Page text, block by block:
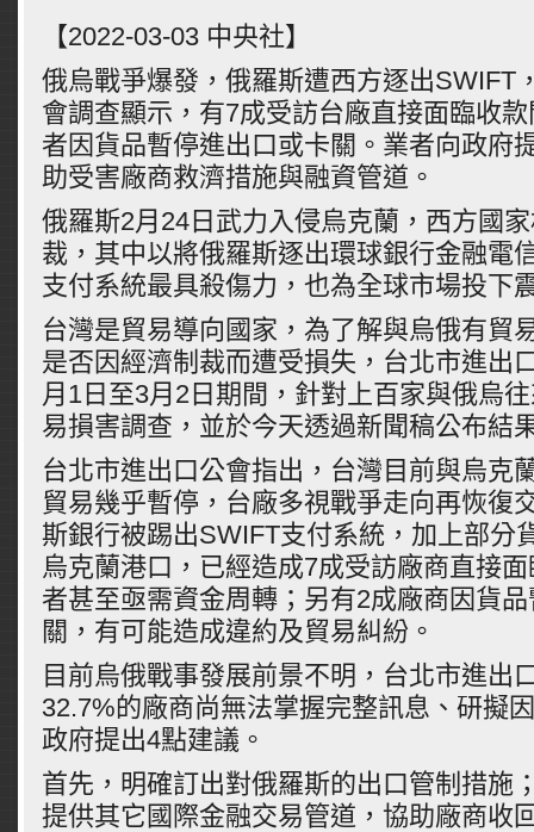
【2022-03-03 中央社】
俄烏戰爭爆發，俄羅斯遭西方逐出SWIFT
會調查顯示，有7成受訪台廠直接面臨收
者因貨品暫停進出口或卡關。業者向政府
助受害廠商救濟措施與融資管道。
俄羅斯2月24日武力入侵烏克蘭，西方國
裁，其中以將俄羅斯逐出環球銀行金融電
支付系統最具殺傷力，也為全球市場投下
台灣是貿易導向國家，為了解與烏俄有貿
是否因經濟制裁而遭受損失，台北市進出
月1日至3月2日期間，針對上百家與俄烏
易損害調查，並於今天透過新聞稿公布結
台北市進出口公會指出，台灣目前與烏克
貿易幾乎暫停，台廠多視戰爭走向再恢復
斯銀行被踢出SWIFT支付系統，加上部分
烏克蘭港口，已經造成7成受訪廠商直接
者甚至亟需資金周轉；另有2成廠商因貨
關，有可能造成違約及貿易糾紛。
目前烏俄戰事發展前景不明，台北市進出
32.7%的廠商尚無法掌握完整訊息、研擬
政府提出4點建議。
首先，明確訂出對俄羅斯的出口管制措施
提供其它國際金融交易管道，協助廠商收